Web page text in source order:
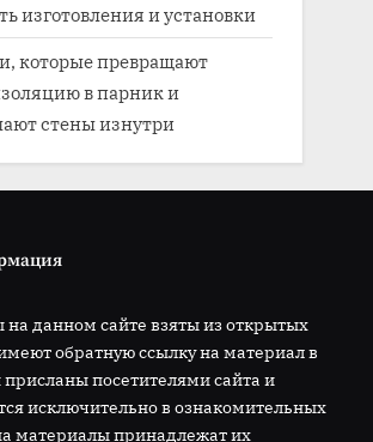
изготовления и установки
которые превращают
в парник и
стены изнутри
на данном сайте взяты из открытых
обратную ссылку на материал в
посетителями сайта и
исключительно в ознакомительных
материалы принадлежат их